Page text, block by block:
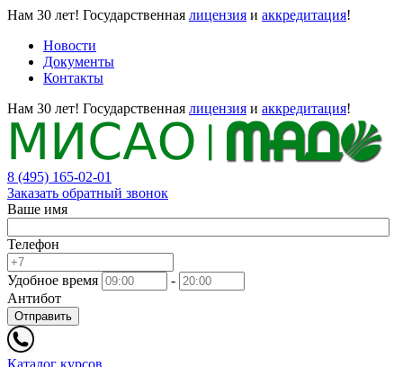
Нам 30 лет! Государственная лицензия и аккредитация!
Новости
Документы
Контакты
Нам 30 лет! Государственная лицензия и аккредитация!
8 (495) 165-02-01
Заказать обратный звонок
Ваше имя
Телефон
Удобное время
-
Антибот
Отправить
Каталог курсов